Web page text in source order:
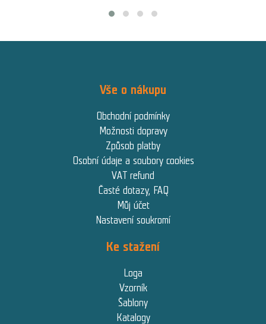
Vše o nákupu
Obchodní podmínky
Možnosti dopravy
Způsob platby
Osobní údaje a soubory cookies
VAT refund
Časté dotazy, FAQ
Můj účet
Nastavení soukromí
Ke stažení
Loga
Vzorník
Šablony
Katalogy